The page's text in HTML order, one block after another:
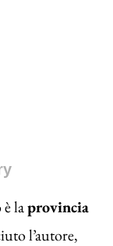
laprovincia
l’autore,